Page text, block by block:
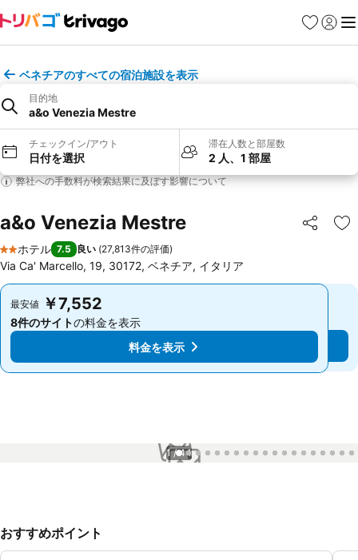
お気に入り
ログイ
メ
ベネチアのすべての宿泊施設を表示
目的地
a&o Venezia Mestre
チェックイン/アウト
日付を選択
滞在人数と部屋数
2 人、1 部屋
弊社への手数料が検索結果に及ぼす影響について
a&o Venezia Mestre シェア
お
2 ホテルのランク
ホテル 7.5 良い (27,813件の評価)
Via Ca' Marcello, 19, 30172, ベネチア, イタリア
最安値 ￥7,552
8件のサイトの料金を表示
料金を表示
最安値 ￥7,552
8件のサイトの料金を表示
料金を表示
1 / 44
おすすめポイント